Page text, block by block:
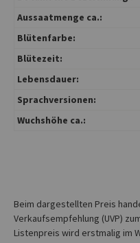
Aussaatmenge ca.:
Blütenfarbe:
Blütezeit:
Lebensdauer:
Sprachversionen:
Wuchshöhe ca.:
Beim dargestellten Preis
Verkaufsempfehlung (UVP)
Listenpreis wird erstmalig im